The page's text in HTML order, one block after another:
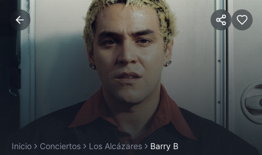
Inicio Conciertos Los Alcázares Barry B